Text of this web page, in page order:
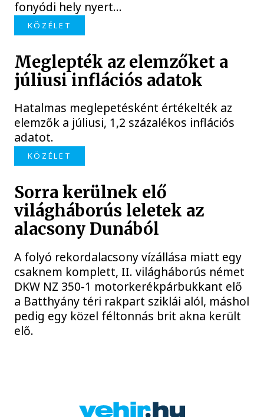
fonyódi hely nyert...
KÖZÉLET
Meglepték az elemzőket a
júliusi inflációs adatok
Hatalmas meglepetésként értékelték az
elemzők a júliusi, 1,2 százalékos inflációs
adatot.
KÖZÉLET
Sorra kerülnek elő
világháborús leletek az
alacsony Dunából
A folyó rekordalacsony vízállása miatt egy
csaknem komplett, II. világháborús német
DKW NZ 350-1 motorkerékpárbukkant elő
a Batthyány téri rakpart sziklái alól, máshol
pedig egy közel féltonnás brit akna került
elő.